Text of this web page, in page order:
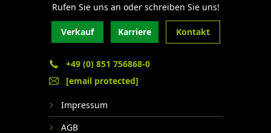
Rufen Sie uns an oder schreiben Sie uns!
Verkauf Karriere Kontakt
+49 (0) 851 756868-0
[email protected]
Impressum
AGB